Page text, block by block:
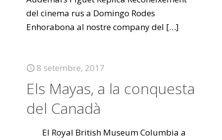
del cinema rus a Domingo Rodes
Enhorabona al nostre company del […]
8 setembre, 2017
Els Mayas, a la conquesta
del Canadà
El Royal British Museum Columbia a